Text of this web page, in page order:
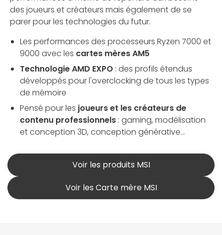
des joueurs et créateurs mais également de se
parer pour les technologies du futur.
Les performances des processeurs Ryzen 7000 et
9000 avec les cartes mères AM5
Technologie AMD EXPO : des profils étendus
développés pour l'overclocking de tous les types
de mémoire
Pensé pour les joueurs et les créateurs de
contenu professionnels : gaming, modélisation
et conception 3D, conception générative...
Voir les produits MSI
Voir les Carte mère MSI